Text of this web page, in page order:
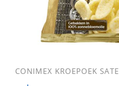
CONIMEX KROEPOEK SATE